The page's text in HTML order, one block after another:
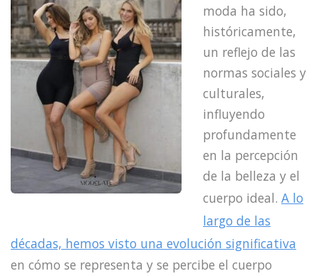
moda ha sido,
históricamente,
un reflejo de las
normas sociales y
culturales,
influyendo
profundamente
en la percepción
de la belleza y el
cuerpo ideal. A lo
largo de las
décadas, hemos visto una evolución significativa
en cómo se representa y se percibe el cuerpo